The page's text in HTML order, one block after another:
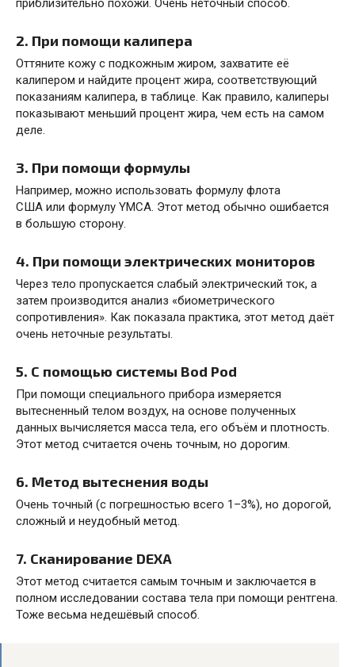
приблизительно похожи. Очень неточный способ.
2. При помощи калипера
Оттяните кожу с подкожным жиром, захватите её
калипером и найдите процент жира, соответствующий
показаниям калипера, в таблице. Как правило, калиперы
показывают меньший процент жира, чем есть на самом
деле.
3. При помощи формулы
Например, можно использовать формулу флота
США или формулу YMCA. Этот метод обычно ошибается
в большую сторону.
4. При помощи электрических мониторов
Через тело пропускается слабый электрический ток, а
затем производится анализ «биометрического
сопротивления». Как показала практика, этот метод даёт
очень неточные результаты.
5. С помощью системы Bod Pod
При помощи специального прибора измеряется
вытесненный телом воздух, на основе полученных
данных вычисляется масса тела, его объём и плотность.
Этот метод считается очень точным, но дорогим.
6. Метод вытеснения воды
Очень точный (с погрешностью всего 1–3%), но дорогой,
сложный и неудобный метод.
7. Сканирование DEXA
Этот метод считается самым точным и заключается в
полном исследовании состава тела при помощи рентгена.
Тоже весьма недешёвый способ.